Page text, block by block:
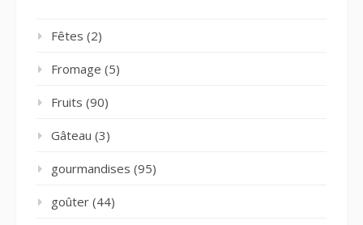
Fêtes (2)
Fromage (5)
Fruits (90)
Gâteau (3)
gourmandises (95)
goûter (44)